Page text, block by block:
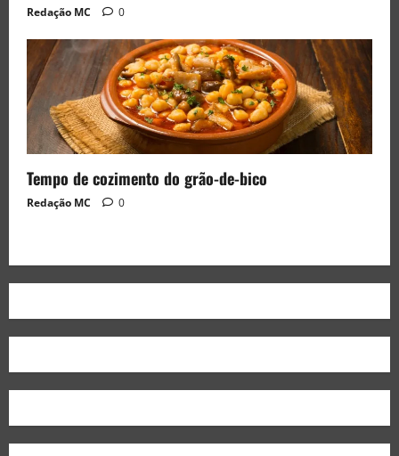
Redação MC 0
Tempo de cozimento do grão-de-bico
Redação MC 0